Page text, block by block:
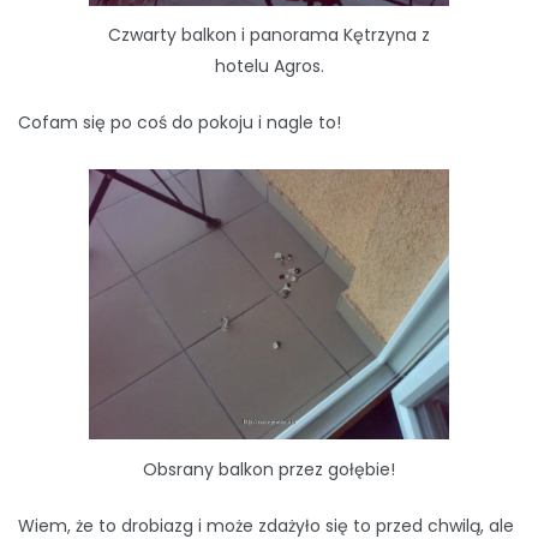
Czwarty balkon i panorama Kętrzyna z
hotelu Agros.
Cofam się po coś do pokoju i nagle to!
Obsrany balkon przez gołębie!
Wiem, że to drobiazg i może zdażyło się to przed chwilą, ale